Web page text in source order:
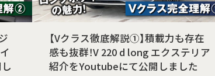
【Vクラス徹底解説①】積載力も存在
感も抜群！V 220 d long エクステリア
紹介をYoutubeにて公開しました